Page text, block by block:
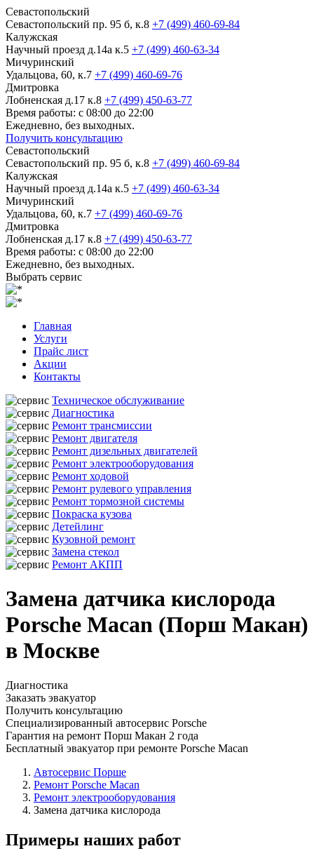
Севастопольский
Севастопольский пр. 95 б, к.8 +7 (499) 460-69-84
Калужская
Научный проезд д.14а к.5 +7 (499) 460-63-34
Мичуринский
Удальцова, 60, к.7 +7 (499) 460-69-76
Дмитровка
Лобненская д.17 к.8 +7 (499) 450-63-77
Время работы: с 08:00 до 22:00
Ежедневно, без выходных.
Получить консультацию
Севастопольский
Севастопольский пр. 95 б, к.8 +7 (499) 460-69-84
Калужская
Научный проезд д.14а к.5 +7 (499) 460-63-34
Мичуринский
Удальцова, 60, к.7 +7 (499) 460-69-76
Дмитровка
Лобненская д.17 к.8 +7 (499) 450-63-77
Время работы: с 08:00 до 22:00
Ежедневно, без выходных.
Выбрать сервис
Главная
Услуги
Прайс лист
Акции
Контакты
Техническое обслуживание
Диагностика
Ремонт трансмиссии
Ремонт двигателя
Ремонт дизельных двигателей
Ремонт электрооборудования
Ремонт ходовой
Ремонт рулевого управления
Ремонт тормозной системы
Покраска кузова
Детейлинг
Кузовной ремонт
Замена стекол
Ремонт АКПП
Замена датчика кислорода
Porsche Macan (Порш Макан)
в Москве
Диагностика
Заказать эвакуатор
Получить консультацию
Специализированный автосервис Porsche
Гарантия на ремонт Порш Макан 2 года
Бесплатный эвакуатор при ремонте Porsche Macan
Автосервис Порше
Ремонт Porsche Macan
Ремонт электрооборудования
Замена датчика кислорода
Примеры наших работ